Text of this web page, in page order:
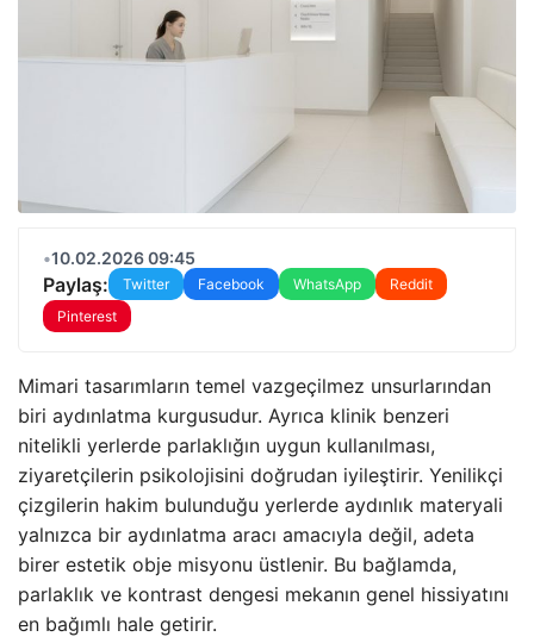
•10.02.2026 09:45
Paylaş: Twitter Facebook WhatsApp
Reddit
Pinterest
Mimari tasarımların temel vazgeçilmez unsurlarından
biri aydınlatma kurgusudur. Ayrıca klinik benzeri
nitelikli yerlerde parlaklığın uygun kullanılması,
ziyaretçilerin psikolojisini doğrudan iyileştirir. Yenilikçi
çizgilerin hakim bulunduğu yerlerde aydınlık materyali
yalnızca bir aydınlatma aracı amacıyla değil, adeta
birer estetik obje misyonu üstlenir. Bu bağlamda,
parlaklık ve kontrast dengesi mekanın genel hissiyatını
en bağımlı hale getirir.